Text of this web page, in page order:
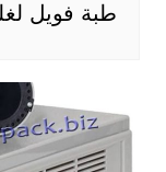
طبة فويل